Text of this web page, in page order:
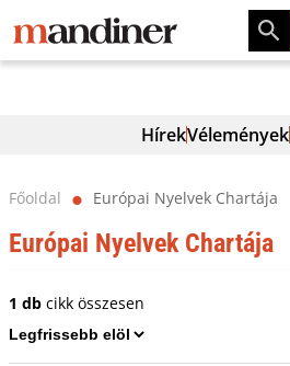
HírekVélemények
Főoldal ⬤ Európai Nyelvek Chartája
Európai Nyelvek Chartája
1 dbcikk összesen